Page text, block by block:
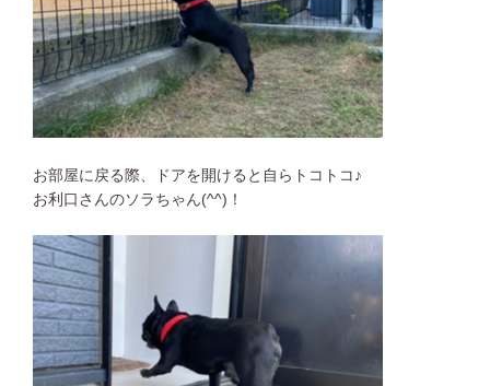
お部屋に戻る際、ドアを開けると自らトコトコ♪
お利口さんのソラちゃん(^^)！